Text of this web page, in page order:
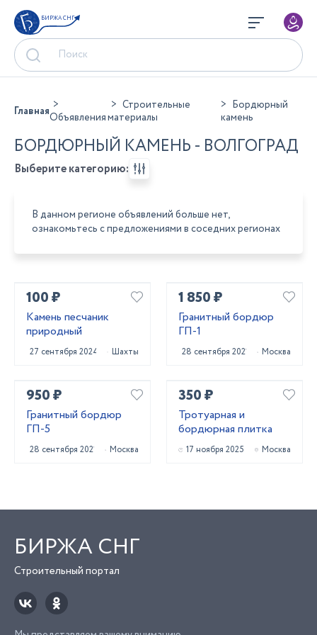
БИРЖА СНГ
ГлавнаяОбъявления
Строительные
материалы
Бордюрный
камень
БОРДЮРНЫЙ КАМЕНЬ - ВОЛГОГРАД
Выберите категорию:
В данном регионе объявлений больше нет,
ознакомьтесь с предложениями в соседних регионах
100 ₽
Камень песчаник
природный
27 сентября 2024 Шахты
1 850 ₽
Гранитный бордюр
ГП-1
28 сентября 2021 Москва
950 ₽
Гранитный бордюр
ГП-5
28 сентября 2021 Москва
350 ₽
Тротуарная и
бордюрная плитка
17 ноября 2025 Москва
БИРЖА СНГ
Строительный портал